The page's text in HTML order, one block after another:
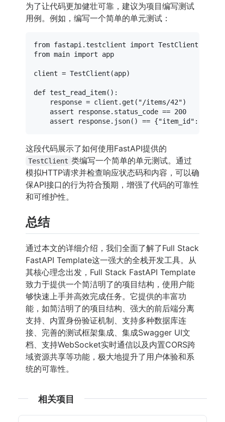
为了让代码更加健壮可靠，建议为项目编写测试
用例。例如，编写一个简单的单元测试：
from fastapi.testclient import
from main import app
client = TestClient(app)
def test_read_item():
    response = client.get(
"/items/42")
assert response.status_code == 200
assert response.json() == {"item_id" :
这段代码展示了如何使用FastAPI提供的
TestClient 类编写一个简单的单元测试。通过
模拟HTTP请求并检查响应状态码和内容，可以确
保API接口的行为符合预期，增强了代码的可靠性
和可维护性。
总结
通过本文的详细介绍，我们全面了解了Full Stack
FastAPI Template这一强大的全栈开发工具。从
其核心理念出发，Full Stack FastAPI Template
致力于提供一个简洁明了的项目结构，使用户能
够快速上手并高效完成任务。它提供的丰富功
能，如简洁明了的项目结构、强大的前后端分离
支持、内置身份验证机制、支持多种数据库连
接、完善的测试框架集成、集成Swagger UI文
档、支持WebSocket实时通信以及内置CORS跨
域资源共享等功能，极大地提升了用户体验和系
统的可靠性。
相关项目